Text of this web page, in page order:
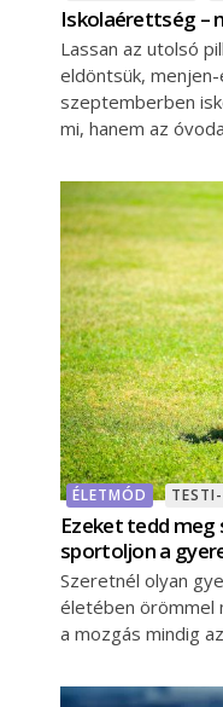
Iskolaérettség –
Lassan az utolsó
eldöntsük,
szeptemberben
mi, hanem az
ÉLETMÓD
Ezeket tedd
sportoljon a
Szeretnél olyan
életében örömmel
a mozgás mindig az